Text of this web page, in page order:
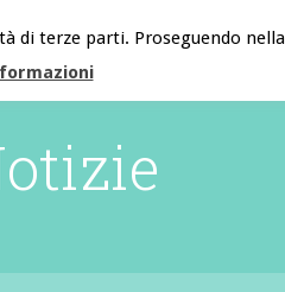
terze parti. Proseguendo